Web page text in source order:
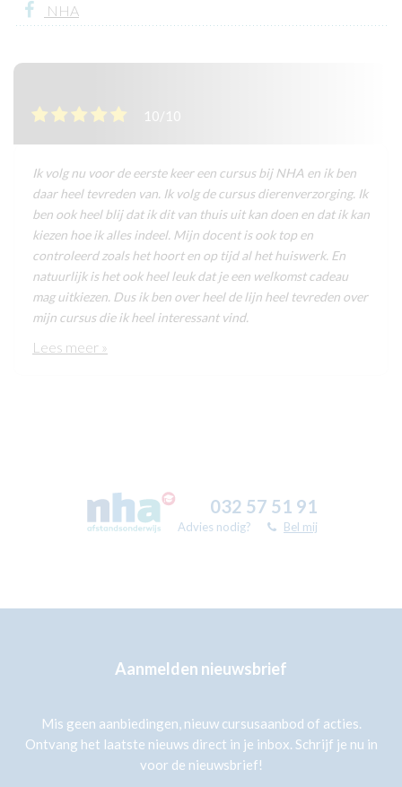
NHA
10/10
Ik volg nu voor de eerste keer een cursus bij NHA en ik ben
daar heel tevreden van. Ik volg de cursus dierenverzorging. Ik
ben ook heel blij dat ik dit van thuis uit kan doen en dat ik kan
kiezen hoe ik alles indeel. Mijn docent is ook top en
controleerd zoals het hoort en op tijd al het huiswerk. En
natuurlijk is het ook heel leuk dat je een welkomst cadeau
mag uitkiezen. Dus ik ben over heel de lijn heel tevreden over
mijn cursus die ik heel interessant vind.
Lees meer »
032 57 51 91
Advies nodig? Bel mij
Aanmelden nieuwsbrief
Mis geen aanbiedingen, nieuw cursusaanbod of acties.
Ontvang het laatste nieuws direct in je inbox. Schrijf je nu in
voor de nieuwsbrief!